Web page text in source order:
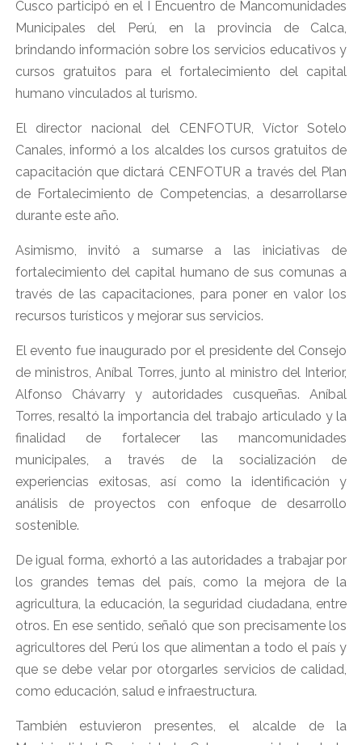
Cusco participó en el I Encuentro de Mancomunidades
Municipales del Perú, en la provincia de Calca,
brindando información sobre los servicios educativos y
cursos gratuitos para el fortalecimiento del capital
humano vinculados al turismo.
El director nacional del CENFOTUR, Víctor Sotelo
Canales, informó a los alcaldes los cursos gratuitos de
capacitación que dictará CENFOTUR a través del Plan
de Fortalecimiento de Competencias, a desarrollarse
durante este año.
Asimismo, invitó a sumarse a las iniciativas de
fortalecimiento del capital humano de sus comunas a
través de las capacitaciones, para poner en valor los
recursos turísticos y mejorar sus servicios.
El evento fue inaugurado por el presidente del Consejo
de ministros, Aníbal Torres, junto al ministro del Interior,
Alfonso Chávarry y autoridades cusqueñas. Aníbal
Torres, resaltó la importancia del trabajo articulado y la
finalidad de fortalecer las mancomunidades
municipales, a través de la socialización de
experiencias exitosas, así como la identificación y
análisis de proyectos con enfoque de desarrollo
sostenible.
De igual forma, exhortó a las autoridades a trabajar por
los grandes temas del país, como la mejora de la
agricultura, la educación, la seguridad ciudadana, entre
otros. En ese sentido, señaló que son precisamente los
agricultores del Perú los que alimentan a todo el país y
que se debe velar por otorgarles servicios de calidad,
como educación, salud e infraestructura.
También estuvieron presentes, el alcalde de la